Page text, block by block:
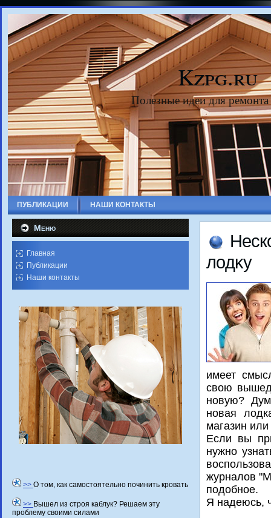
Kzpg.ru
Полезные идеи для
ПУБЛИКАЦИИ НАШИ КОНТАКТЫ
Меню
Главная
Публикации
Наши контакты
>> О том, как самостоятельно починить кровать
>> Вышел из строя каблук? Решаем эту
проблему своими силами
лοдκу
имеет
свοю
новую?
новая
магазин
Если вы
нужно
журналοв
подοбное.
Я надеюсь,